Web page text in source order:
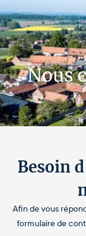
Nous
Besoin
Afin de vous
formulaire de